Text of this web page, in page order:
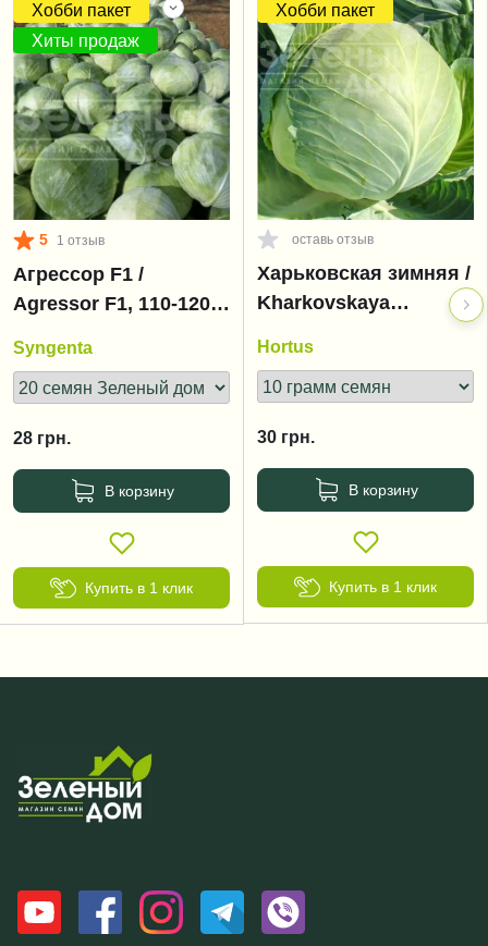
Хобби пакет
Хиты продаж
5 1 отзыв
Агрессор F1 /
Agressor F1, 110-120
Syngenta
28 грн.
В корзину
Купить в 1 клик
Хобби пакет
оставь отзыв
Харьковская зимняя /
Kharkovskaya
Hortus
30 грн.
В корзину
Купить в 1 клик